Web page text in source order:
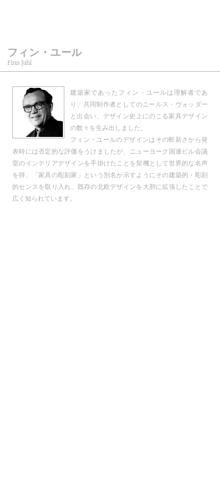
フィン・ユール
Finn Juhl
建築家であったフィン・ユールは理解者であ
り、共同制作者としてのニールス・ヴォッダー
と出会い、デザイン史上にのこる家具デザイン
の数々を生み出しました。
フィン・ユールのデザインはその斬新さから発
表時には否定的な評価をうけましたが、ニューヨーク国連ビル会議
室のインテリアデザインを手掛けたことを契機として世界的な名声
を得、「家具の彫刻家」という別名が示すようにその建築的・彫刻
的センスを取り入れ、既存の北欧デザインを大胆に拡張したことで
広く知られています。